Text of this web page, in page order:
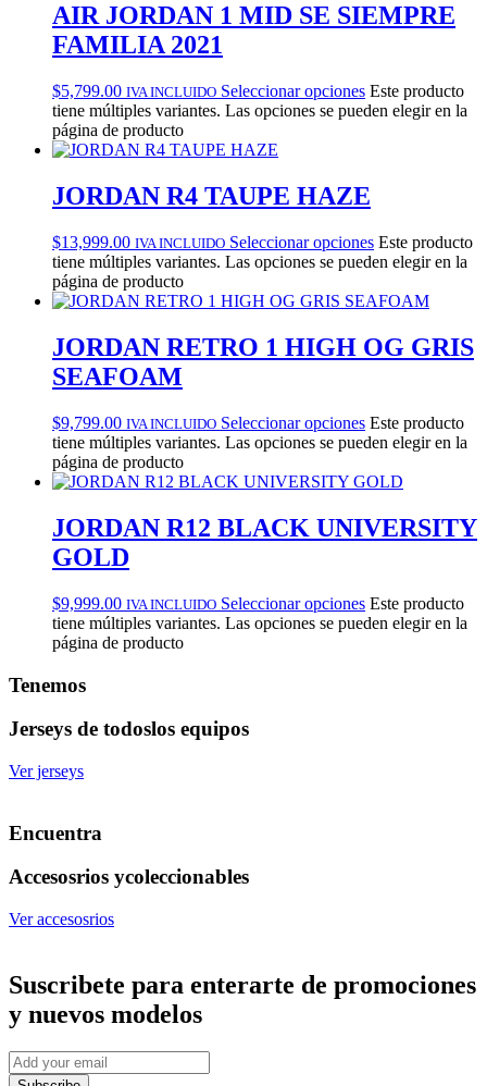
AIR JORDAN 1 MID SE SIEMPRE
FAMILIA 2021
$5,799.00 IVA INCLUIDO Seleccionar opciones Este producto
tiene múltiples variantes. Las opciones se pueden elegir en la
página de producto
JORDAN R4 TAUPE HAZE
$13,999.00 IVA INCLUIDO Seleccionar opciones Este producto
tiene múltiples variantes. Las opciones se pueden elegir en la
página de producto
JORDAN RETRO 1 HIGH OG GRIS
SEAFOAM
$9,799.00 IVA INCLUIDO Seleccionar opciones Este producto
tiene múltiples variantes. Las opciones se pueden elegir en la
página de producto
JORDAN R12 BLACK UNIVERSITY
GOLD
$9,999.00 IVA INCLUIDO Seleccionar opciones Este producto
tiene múltiples variantes. Las opciones se pueden elegir en la
página de producto
Tenemos
Jerseys de todoslos equipos
Ver jerseys
Encuentra
Accesosrios ycoleccionables
Ver accesosrios
Suscribete para enterarte de promociones
y nuevos modelos